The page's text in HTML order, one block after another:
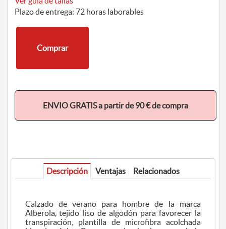
Plazo de entrega: 72 horas laborables
Comprar
ENVIO GRATIS a partir de 90 € de compra
Descripción Ventajas Relacionados
Calzado de verano para hombre de la marca
Alberola, tejido liso de algodón para favorecer la
transpiración, plantilla de microfibra acolchada